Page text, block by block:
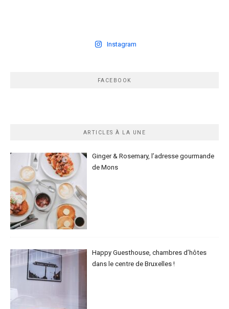
Instagram
FACEBOOK
ARTICLES À LA UNE
Ginger & Rosemary, l’adresse gourmande
de Mons
Happy Guesthouse, chambres d’hôtes
dans le centre de Bruxelles !